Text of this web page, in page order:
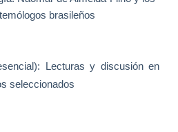
brasileños
Lecturas y discusión en
seleccionados